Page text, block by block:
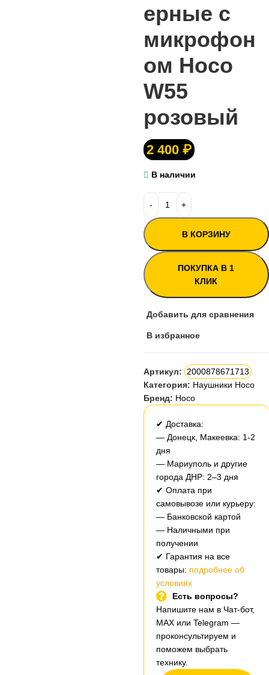
ерные с
микрофон
ом Hoco
W55
розовый
2 400 ₽
В наличии
В КОРЗИНУ
ПОКУПКА В 1
КЛИК
Добавить для сравнения
В избранное
Артикул: 2000878671713
Категория: Наушники Hoco
Бренд: Hoco
✔ Доставка:
— Донецк, Макеевка: 1-2
дня
— Мариуполь и другие
города ДНР: 2–3 дня
✔ Оплата при
самовывозе или курьеру:
— Банковской картой
— Наличными при
получении
✔ Гарантия на все
товары: подробнее об
условиях
Есть вопросы?
Напишите нам в Чат-бот,
MAX или Telegram —
проконсультируем и
поможем выбрать
технику.